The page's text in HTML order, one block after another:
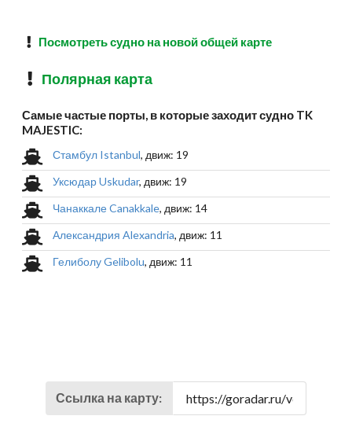
Посмотреть судно на новой общей карте
Полярная карта
Самые частые порты, в которые заходит судно TK
MAJESTIC:
Стамбул Istanbul, движ: 19
Уксюдар Uskudar, движ: 19
Чанаккале Canakkale, движ: 14
Александрия Alexandria, движ: 11
Гелиболу Gelibolu, движ: 11
Ссылка на карту: